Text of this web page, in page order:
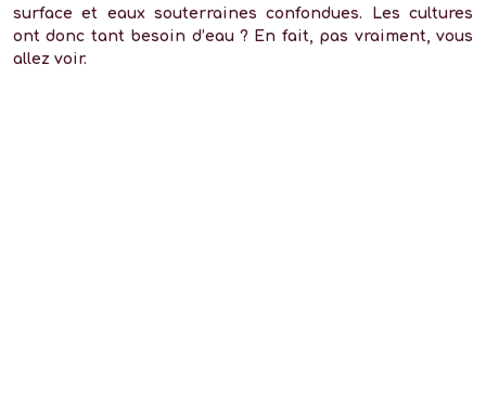
surface et eaux souterraines confondues. Les cultures
ont donc tant besoin d’eau ? En fait, pas vraiment, vous
allez voir.